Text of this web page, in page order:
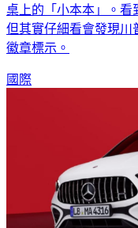
桌上的「小本本」。看
但其實仔細看會發現川
徽章標示。
國際